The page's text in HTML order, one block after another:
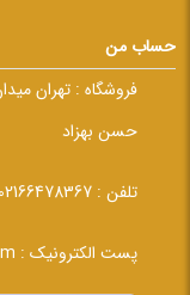
حساب من
فروشگاه : تهران
حسن بهزاد
تلفن : 02166478367 , 09201691005
پست الکترونیک :